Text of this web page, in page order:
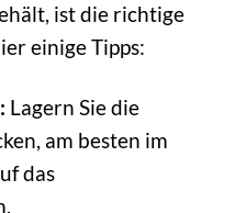
ist die richtige
einige Tipps:
Lagern Sie die
am besten im
das